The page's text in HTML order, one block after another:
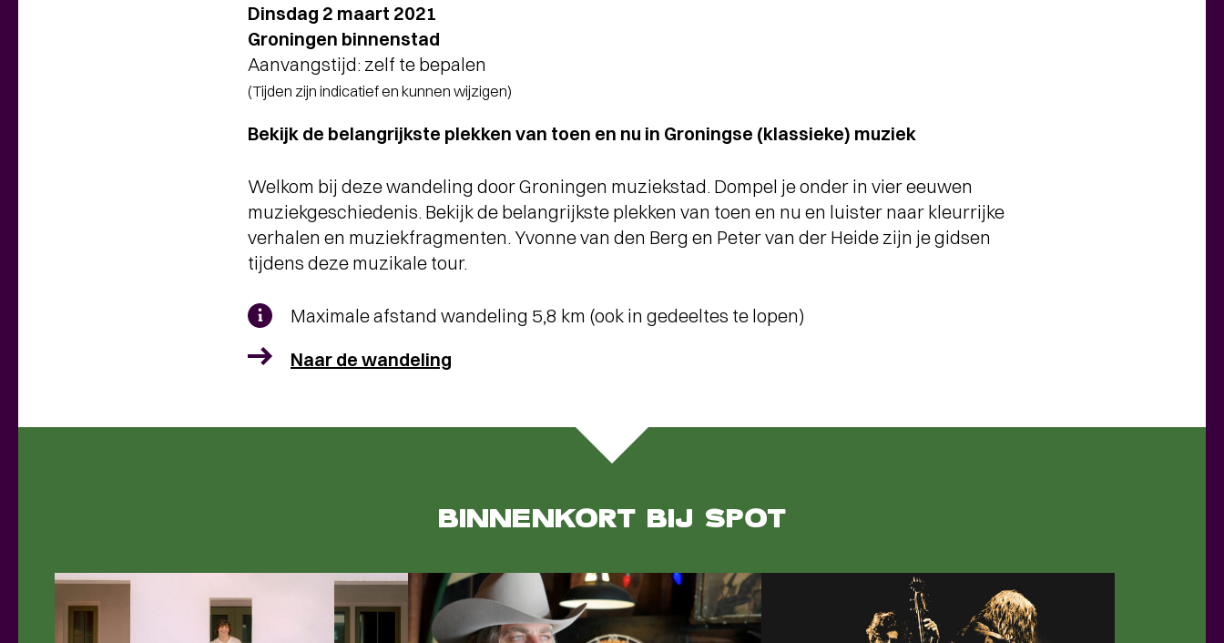
Dinsdag 2 maart 2021
Groningen binnenstad
Aanvangstijd: zelf te bepalen
(Tijden zijn indicatief en kunnen wijzigen)
Bekijk de belangrijkste plekken van toen en nu in Groningse (klassieke) muziek
Welkom bij deze wandeling door Groningen muziekstad. Dompel je onder in vier eeuwen
muziekgeschiedenis. Bekijk de belangrijkste plekken van toen en nu en luister naar kleurrijke
verhalen en muziekfragmenten. Yvonne van den Berg en Peter van der Heide zijn je gidsen
tijdens deze muzikale tour.
Maximale afstand wandeling 5,8 km (ook in gedeeltes te lopen)
Naar de wandeling
BINNENKORT BIJ SPOT